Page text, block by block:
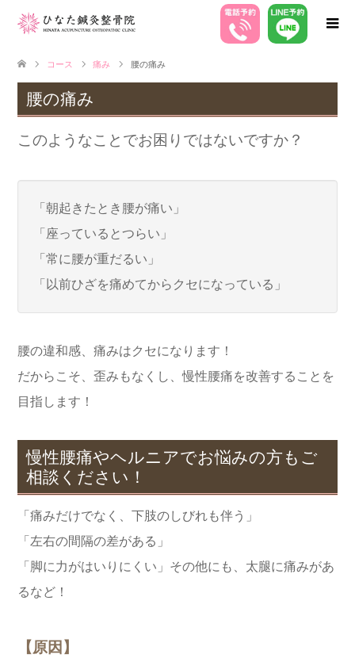
コース 痛み 腰の痛み
腰の痛み
このようなことでお困りではないですか？
「朝起きたとき腰が痛い」
「座っているとつらい」
「常に腰が重だるい」
「以前ひざを痛めてからクセになっている」
腰の違和感、痛みはクセになります！
だからこそ、歪みもなくし、慢性腰痛を改善することを
目指します！
慢性腰痛やヘルニアでお悩みの方もご
相談ください！
「痛みだけでなく、下肢のしびれも伴う」
「左右の間隔の差がある」
「脚に力がはいりにくい」その他にも、太腿に痛みがあ
るなど！
【原因】